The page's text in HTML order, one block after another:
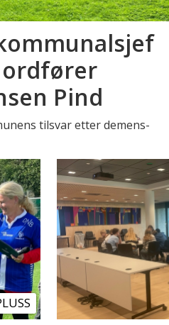
ordfører
Pind
tilsvar etter demens-